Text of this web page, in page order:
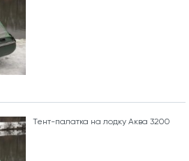
Тент-палатка на лодку Аква 3200